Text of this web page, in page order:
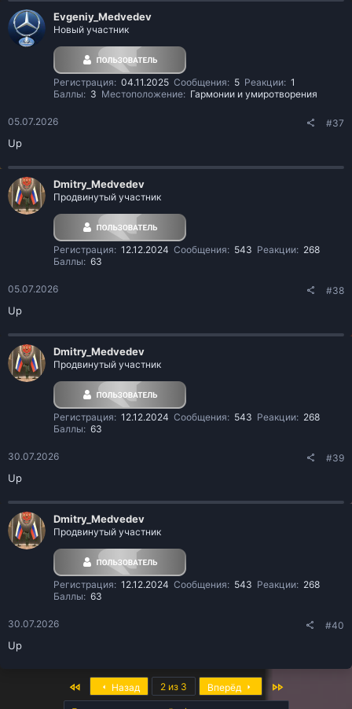
Evgeniy_Medvedev
Новый участник
Регистрация 04.11.2025 Сообщения 5 Реакции 1
Баллы
3 Местоположение Гармонии и умиротворения
05.07.2026 #37
Up
Dmitry_Medvedev
Продвинутый участник
Регистрация 12.12.2024 Сообщения 543 Реакции
268
Баллы
63
05.07.2026 #38
Up
Dmitry_Medvedev
Продвинутый участник
Регистрация 12.12.2024 Сообщения 543 Реакции
268
Баллы
63
30.07.2026 #39
Up
Dmitry_Medvedev
Продвинутый участник
Регистрация 12.12.2024 Сообщения 543 Реакции
268
Баллы
63
30.07.2026 #40
Up
ПервыйНазад 2 из 3 Вперёд